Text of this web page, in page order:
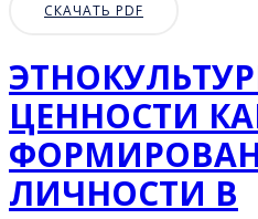
СКАЧАТЬ PDF
ЦЕННОСТИ
ЛИЧНОСТИ В